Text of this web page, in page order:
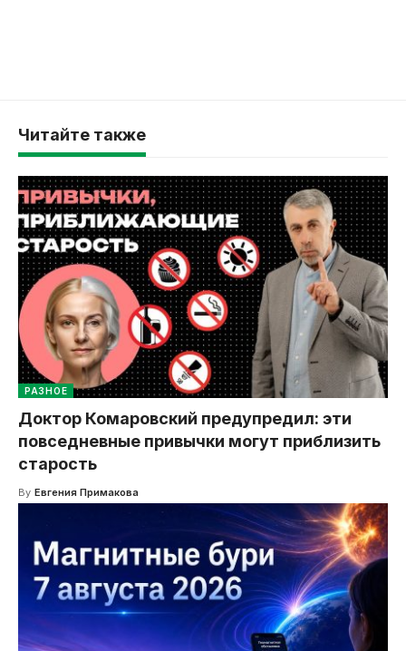
Читайте также
РАЗНОЕ
Доктор Комаровский предупредил: эти
повседневные привычки могут приблизить
старость
By Евгения Примакова